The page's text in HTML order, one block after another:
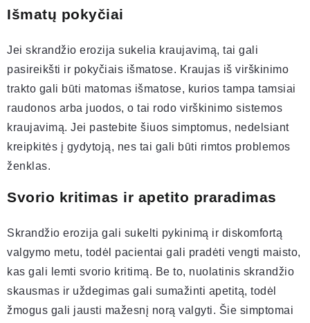
Išmatų pokyčiai
Jei skrandžio erozija sukelia kraujavimą, tai gali
pasireikšti ir pokyčiais išmatose. Kraujas iš virškinimo
trakto gali būti matomas išmatose, kurios tampa tamsiai
raudonos arba juodos, o tai rodo virškinimo sistemos
kraujavimą. Jei pastebite šiuos simptomus, nedelsiant
kreipkitės į gydytoją, nes tai gali būti rimtos problemos
ženklas.
Svorio kritimas ir apetito praradimas
Skrandžio erozija gali sukelti pykinimą ir diskomfortą
valgymo metu, todėl pacientai gali pradėti vengti maisto,
kas gali lemti svorio kritimą. Be to, nuolatinis skrandžio
skausmas ir uždegimas gali sumažinti apetitą, todėl
žmogus gali jausti mažesnį norą valgyti. Šie simptomai